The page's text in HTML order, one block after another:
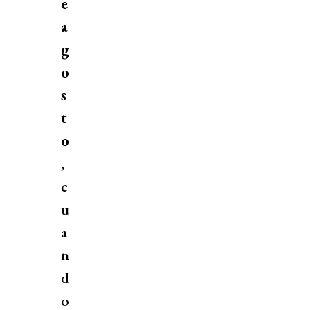
a
g
o
s
t
o
,
c
u
a
n
d
o